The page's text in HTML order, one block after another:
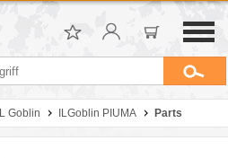
IL Goblin ILGoblin PIUMA Parts